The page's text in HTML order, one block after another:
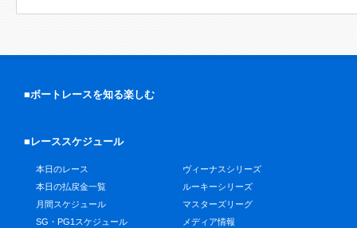
■ボートレースを知る楽しむ
■レーススケジュール
本日のレース
本日の払戻金一覧
月間スケジュール
SG・PG1スケジュール
ヴィーナスシリーズ
ルーキーシリーズ
マスターズリーグ
メディア情報